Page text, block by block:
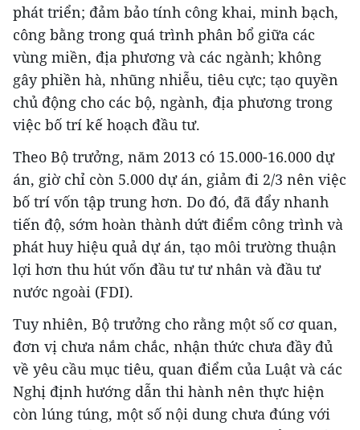
phát triển; đảm bảo tính công khai, minh bạch,
công bằng trong quá trình phân bổ giữa các
vùng miền, địa phương và các ngành; không
gây phiền hà, nhũng nhiễu, tiêu cực; tạo quyền
chủ động cho các bộ, ngành, địa phương trong
việc bố trí kế hoạch đầu tư.
Theo Bộ trưởng, năm 2013 có 15.000-16.000 dự
án, giờ chỉ còn 5.000 dự án, giảm đi 2/3 nên việc
bố trí vốn tập trung hơn. Do đó, đã đẩy nhanh
tiến độ, sớm hoàn thành dứt điểm công trình và
phát huy hiệu quả dự án, tạo môi trường thuận
lợi hơn thu hút vốn đầu tư tư nhân và đầu tư
nước ngoài (FDI).
Tuy nhiên, Bộ trưởng cho rằng một số cơ quan,
đơn vị chưa nắm chắc, nhận thức chưa đầy đủ
về yêu cầu mục tiêu, quan điểm của Luật và các
Nghị định hướng dẫn thi hành nên thực hiện
còn lúng túng, một số nội dung chưa đúng với